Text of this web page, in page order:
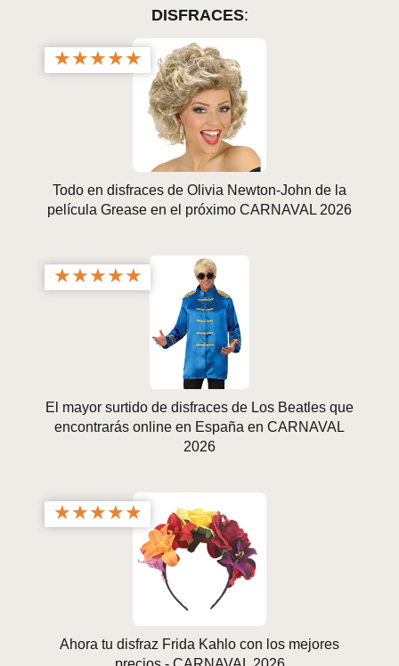
DISFRACES:
★★★★★
Todo en disfraces de Olivia Newton-John de la
película Grease en el próximo CARNAVAL 2026
★★★★★
El mayor surtido de disfraces de Los Beatles que
encontrarás online en España en CARNAVAL
2026
★★★★★
Ahora tu disfraz Frida Kahlo con los mejores